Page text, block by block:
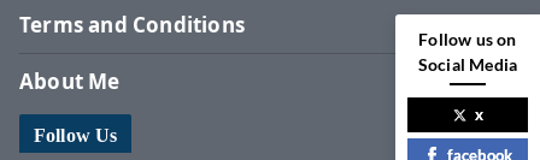
Terms and Conditions
About Me
Follow Us
Follow us on
Social Media
x
facebook